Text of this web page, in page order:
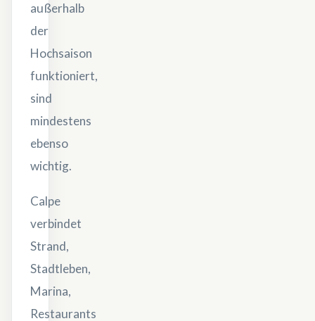
außerhalb
der
Hochsaison
funktioniert,
sind
mindestens
ebenso
wichtig.
Calpe
verbindet
Strand,
Stadtleben,
Marina,
Restaurants